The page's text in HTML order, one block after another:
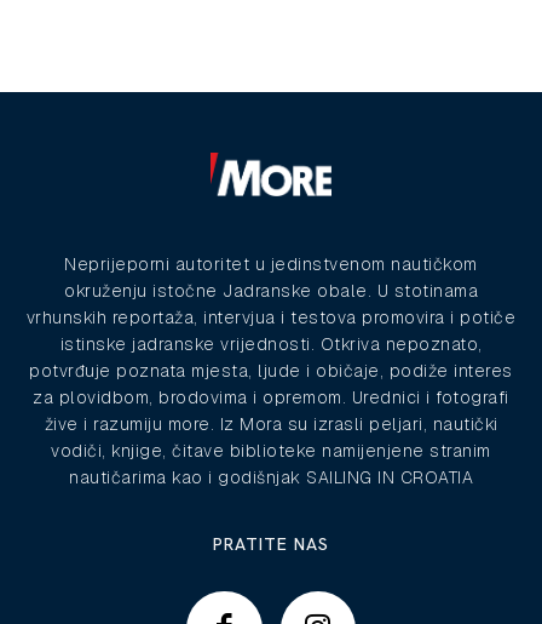
Neprijeporni autoritet u jedinstvenom nautičkom
okruženju istočne Jadranske obale. U stotinama
vrhunskih reportaža, intervjua i testova promovira i potiče
istinske jadranske vrijednosti. Otkriva nepoznato,
potvrđuje poznata mjesta, ljude i običaje, podiže interes
za plovidbom, brodovima i opremom. Urednici i fotografi
žive i razumiju more. Iz Mora su izrasli peljari, nautički
vodiči, knjige, čitave biblioteke namijenjene stranim
nautičarima kao i godišnjak SAILING IN CROATIA
PRATITE NAS